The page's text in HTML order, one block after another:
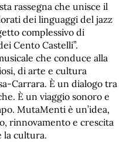
rassegna che unisce il
dei linguaggi del jazz
complessivo di
Cento Castelli”.
che conduce alla
di arte e cultura
Carrara. È un dialogo tra
È un viaggio sonoro e
MutaMenti è un’idea,
rinnovamento e crescita
la cultura.